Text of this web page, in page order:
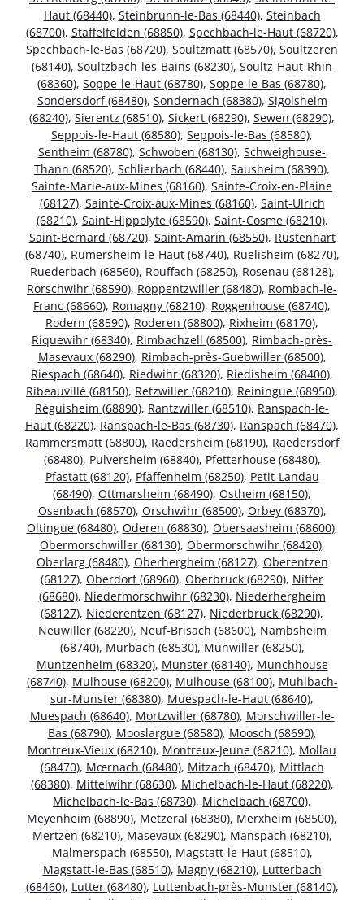
Haut (68440), Steinbrunn-le-Bas (68440), Steinbach
(68700), Staffelfelden (68850), Spechbach-le-Haut (68720),
Spechbach-le-Bas (68720), Soultzmatt (68570), Soultzeren
(68140), Soultzbach-les-Bains (68230), Soultz-Haut-Rhin
(68360), Soppe-le-Haut (68780), Soppe-le-Bas (68780),
Sondersdorf (68480), Sondernach (68380), Sigolsheim
(68240), Sierentz (68510), Sickert (68290), Sewen (68290),
Seppois-le-Haut (68580), Seppois-le-Bas (68580),
Sentheim (68780), Schwoben (68130), Schweighouse-
Thann (68520), Schlierbach (68440), Sausheim (68390),
Sainte-Marie-aux-Mines (68160), Sainte-Croix-en-Plaine
(68127), Sainte-Croix-aux-Mines (68160), Saint-Ulrich
(68210), Saint-Hippolyte (68590), Saint-Cosme (68210),
Saint-Bernard (68720), Saint-Amarin (68550), Rustenhart
(68740), Rumersheim-le-Haut (68740), Ruelisheim (68270),
Ruederbach (68560), Rouffach (68250), Rosenau (68128),
Rorschwihr (68590), Roppentzwiller (68480), Rombach-le-
Franc (68660), Romagny (68210), Roggenhouse (68740),
Rodern (68590), Roderen (68800), Rixheim (68170),
Riquewihr (68340), Rimbachzell (68500), Rimbach-près-
Masevaux (68290), Rimbach-près-Guebwiller (68500),
Riespach (68640), Riedwihr (68320), Riedisheim (68400),
Ribeauvillé (68150), Retzwiller (68210), Reiningue (68950),
Réguisheim (68890), Rantzwiller (68510), Ranspach-le-
Haut (68220), Ranspach-le-Bas (68730), Ranspach (68470),
Rammersmatt (68800), Raedersheim (68190), Raedersdorf
(68480), Pulversheim (68840), Pfetterhouse (68480),
Pfastatt (68120), Pfaffenheim (68250), Petit-Landau
(68490), Ottmarsheim (68490), Ostheim (68150),
Osenbach (68570), Orschwihr (68500), Orbey (68370),
Oltingue (68480), Oderen (68830), Obersaasheim (68600),
Obermorschwiller (68130), Obermorschwihr (68420),
Oberlarg (68480), Oberhergheim (68127), Oberentzen
(68127), Oberdorf (68960), Oberbruck (68290), Niffer
(68680), Niedermorschwihr (68230), Niederhergheim
(68127), Niederentzen (68127), Niederbruck (68290),
Neuwiller (68220), Neuf-Brisach (68600), Nambsheim
(68740), Murbach (68530), Munwiller (68250),
Muntzenheim (68320), Munster (68140), Munchhouse
(68740), Mulhouse (68200), Mulhouse (68100), Muhlbach-
sur-Munster (68380), Muespach-le-Haut (68640),
Muespach (68640), Mortzwiller (68780), Morschwiller-le-
Bas (68790), Mooslargue (68580), Moosch (68690),
Montreux-Vieux (68210), Montreux-Jeune (68210), Mollau
(68470), Mœrnach (68480), Mitzach (68470), Mittlach
(68380), Mittelwihr (68630), Michelbach-le-Haut (68220),
Michelbach-le-Bas (68730), Michelbach (68700),
Meyenheim (68890), Metzeral (68380), Merxheim (68500),
Mertzen (68210), Masevaux (68290), Manspach (68210),
Malmerspach (68550), Magstatt-le-Haut (68510),
Magstatt-le-Bas (68510), Magny (68210), Lutterbach
(68460), Lutter (68480), Luttenbach-près-Munster (68140),